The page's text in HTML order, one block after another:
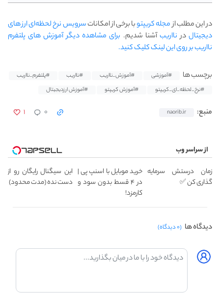
در این مطلب ازمجله کریپتوبا برخی از امکاناتسرویس نرخ لحظه‌ای ارز های
دیجیتالدر نااریبآشنا شدیم. برای مشاهده دیگر آموزش های پلتفرم
نااریب بر روی این لینک کلیک کنید.
برچسب ها #آموزشی #آموزش_نااریب #نااریب
#پلتفرم_نااریب
#نرخ_لحظه_ای_کریپتو
#آموزش کریپتو #آموزش ارزدیجیتال
منبع: naorib.ir ۱ ۰
از سراسر وب
زمان درستش سرمایه
گذاری کن ✅
خرید موبایل با اسنپ پی |
در ۴ قسط بدون سود و
کارمزد!
این سیگنال رایگان رو از
دست نده (مدت محدود)
دیدگاه ها (۰ دیدگاه)